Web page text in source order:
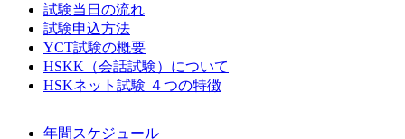
試験当日の流れ
試験申込方法
YCT試験の概要
HSKK（会話試験）について
HSKネット試験 ４つの特徴
年間スケジュール